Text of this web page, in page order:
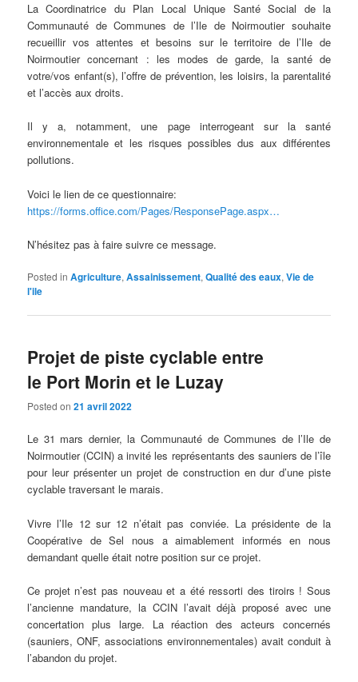
La Coordinatrice du Plan Local Unique Santé Social de la
Communauté de Communes de l’Ile de Noirmoutier souhaite
recueillir vos attentes et besoins sur le territoire de l’Ile de
Noirmoutier concernant : les modes de garde, la santé de
votre/vos enfant(s), l’offre de prévention, les loisirs, la parentalité
et l’accès aux droits.
Il y a, notamment, une page interrogeant sur la santé
environnementale et les risques possibles dus aux différentes
pollutions.
Voici le lien de ce questionnaire:
https://forms.office.com/Pages/ResponsePage.aspx…
N’hésitez pas à faire suivre ce message.
Posted in Agriculture,Assainissement,Qualité des eaux,Vie de
l'ile
Projet de piste cyclable entre
le Port Morin et le Luzay
Posted on21 avril 2022
Le 31 mars dernier, la Communauté de Communes de l’Ile de
Noirmoutier (CCIN) a invité les représentants des sauniers de l’île
pour leur présenter un projet de construction en dur d’une piste
cyclable traversant le marais.
Vivre l’Ile 12 sur 12 n’était pas conviée. La présidente de la
Coopérative de Sel nous a aimablement informés en nous
demandant quelle était notre position sur ce projet.
Ce projet n’est pas nouveau et a été ressorti des tiroirs ! Sous
l’ancienne mandature, la CCIN l’avait déjà proposé avec une
concertation plus large. La réaction des acteurs concernés
(sauniers, ONF, associations environnementales) avait conduit à
l’abandon du projet.